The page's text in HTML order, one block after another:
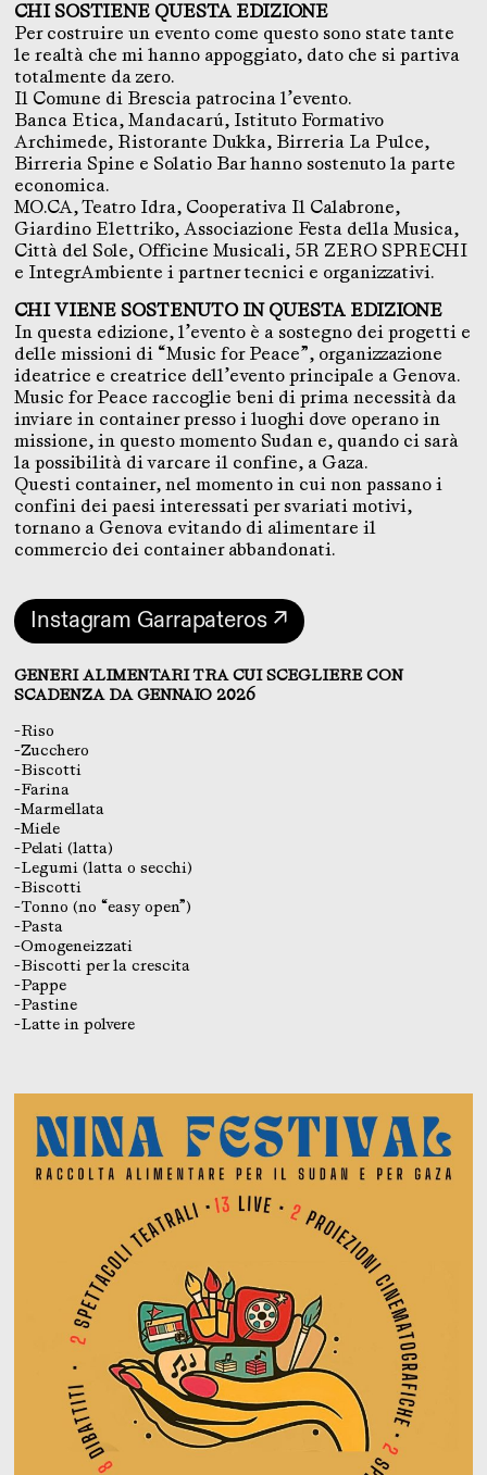
CHI SOSTIENE QUESTA EDIZIONE
Per costruire un evento come questo sono state tante
le realtà che mi hanno appoggiato, dato che si partiva
totalmente da zero.
Il Comune di Brescia patrocina l’evento.
Banca Etica, Mandacarú, Istituto Formativo
Archimede, Ristorante Dukka, Birreria La Pulce,
Birreria Spine e Solatio Bar hanno sostenuto la parte
economica.
MO.CA, Teatro Idra, Cooperativa Il Calabrone,
Giardino Elettriko, Associazione Festa della Musica,
Città del Sole, Officine Musicali, 5R ZERO SPRECHI
e IntegrAmbiente i partner tecnici e organizzativi.
CHI VIENE SOSTENUTO IN QUESTA EDIZIONE
In questa edizione, l’evento è a sostegno dei progetti e
delle missioni di “Music for Peace”, organizzazione
ideatrice e creatrice dell’evento principale a Genova.
Music for Peace raccoglie beni di prima necessità da
inviare in container presso i luoghi dove operano in
missione, in questo momento Sudan e, quando ci sarà
la possibilità di varcare il confine, a Gaza.
Questi container, nel momento in cui non passano i
confini dei paesi interessati per svariati motivi,
tornano a Genova evitando di alimentare il
commercio dei container abbandonati.
Instagram Garrapateros ↗
GENERI ALIMENTARI TRA CUI SCEGLIERE CON
SCADENZA DA GENNAIO 2026
-Riso
-Zucchero
-Biscotti
-Farina
-Marmellata
-Miele
-Pelati (latta)
-Legumi (latta o secchi)
-Biscotti
-Tonno (no “easy open”)
-Pasta
-Omogeneizzati
-Biscotti per la crescita
-Pappe
-Pastine
-Latte in polvere